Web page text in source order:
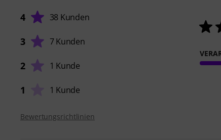
4 38 Kunden
3 7 Kunden
2 1 Kunde
1 1 Kunde
Bewertungsrichtlinien